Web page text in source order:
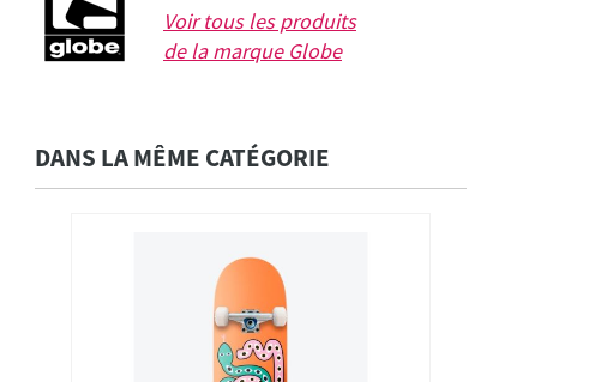
Voir tous les produits
de la marque Globe
DANS LA MÊME CATÉGORIE